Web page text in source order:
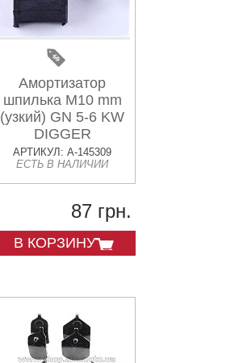
Амортизатор
шпилька М10 mm
(узкий) GN 5-6 KW
DIGGER
АРТИКУЛ: A-145309
ЕСТЬ В НАЛИЧИИ
87 грн.
В КОРЗИНУ